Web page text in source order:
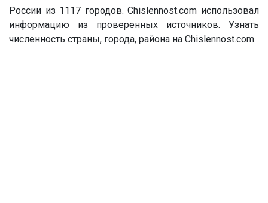
России из 1117 городов. Chislennost.com использовал
информацию из проверенных источников. Узнать
численность страны, города, района на Chislennost.com.